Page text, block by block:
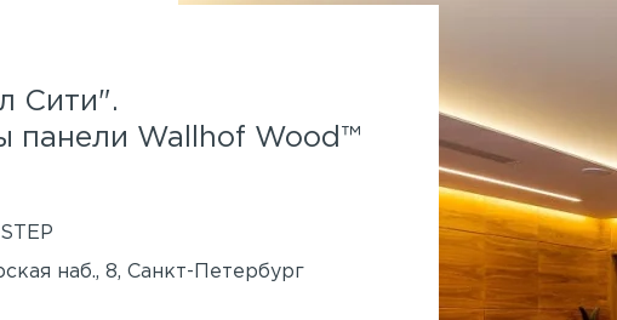
Сити".
панели Wallhof Wood™
STEP
наб., 8, Санкт-Петербург
Spa-отель
Применены
System™
860 кв.м
Генподрядчик:
Адрес:Крестовский